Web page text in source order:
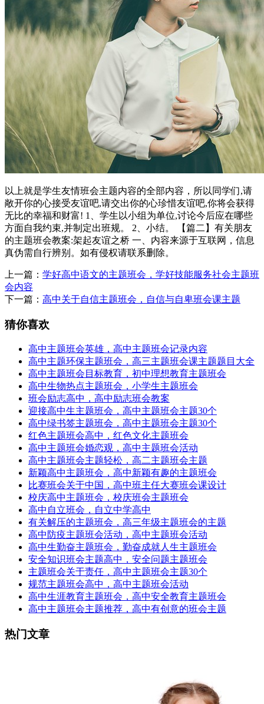
以上就是学生友情班会主题内容的全部内容，所以同学们,请
敞开你的心接受友谊吧,请交出你的心珍惜友谊吧,你将会获得
无比的幸福和财富! 1、学生以小组为单位,讨论今后应在哪些
方面自我约束,并制定出班规。 2、小结。 【篇二】有关朋友
的主题班会教案:架起友谊之桥 一、内容来源于互联网，信息
真伪需自行辨别。如有侵权请联系删除。
上一篇： 学好高中语文的主题班会，学好技能服务社会主题班
会内容
下一篇： 高中关于自信主题班会，自信与自卑班会课主题
猜你喜欢
高中主题班会英雄，高中主题班会记录内容
高中主题环保主题班会，高三主题班会课主题题目大全
高中主题班会目标教育，初中理想教育主题班会
高中生物热点主题班会，小学生主题班会
班会励志高中，高中励志班会教案
迎接高中生主题班会，高中主题班会主题30个
高中绿书签主题班会，高中主题班会主题30个
红色主题班会高中，红色文化主题班会
高中主题班会婚恋观，高中主题班会活动
高中主题班会主题轻松，高二主题班会主题
新颖高中主题班会，高中新颖有趣的主题班会
比赛班会关于中国，高中班主任大赛班会课设计
校庆高中主题班会，校庆班会主题班会
高中自立班会，自立中学高中
有关解压的主题班会，高三年级主题班会的主题
高中防疫主题班会活动，高中主题班会活动
高中生勤奋主题班会，勤奋成就人生主题班会
安全知识班会主题高中，安全问题主题班会
主题班会关于责任，高中主题班会主题30个
规范主题班会高中，高中主题班会活动
高中生涯教育主题班会，高中安全教育主题班会
高中主题班会主题推荐，高中有创意的班会主题
热门文章